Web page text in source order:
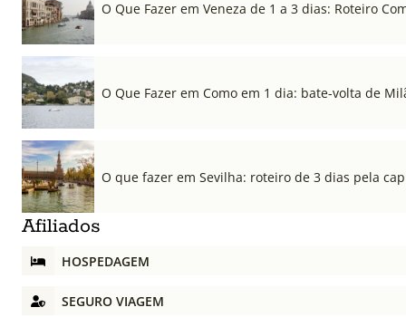
O Que Fazer em Veneza de 1 a 3 dias: Roteiro
O Que Fazer em Como em 1 dia: bate-volta de
O que fazer em Sevilha: roteiro de 3 dias pela
Afiliados
HOSPEDAGEM
SEGURO VIAGEM